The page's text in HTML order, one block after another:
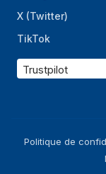
X (Twitter)
TikTok
Trustpilot
Politique de